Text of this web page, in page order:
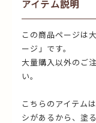
アイテム説明
この商品ページは
ージ」です。
大量購入以外のご
い。
こちらのアイテム
シがあるから、塗